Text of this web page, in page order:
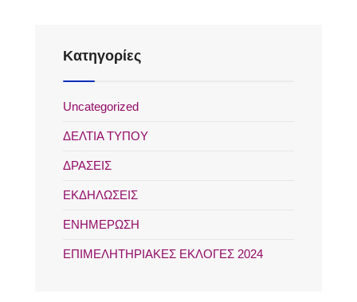
Kατηγορίες
Uncategorized
ΔΕΛΤΙΑ ΤΥΠΟΥ
ΔΡΑΣΕΙΣ
ΕΚΔΗΛΩΣΕΙΣ
ΕΝΗΜΕΡΩΣΗ
ΕΠΙΜΕΛΗΤΗΡΙΑΚΕΣ ΕΚΛΟΓΕΣ 2024